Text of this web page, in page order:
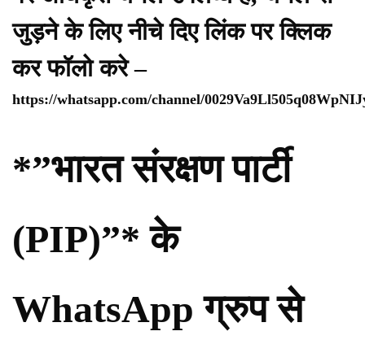
जुड़ने के लिए नीचे दिए लिंक पर क्लिक
कर फॉलो करे –
https://whatsapp.com/channel/
*”भारत संरक्षण पार्टी
(PIP)”* के
WhatsApp ग्रुप से